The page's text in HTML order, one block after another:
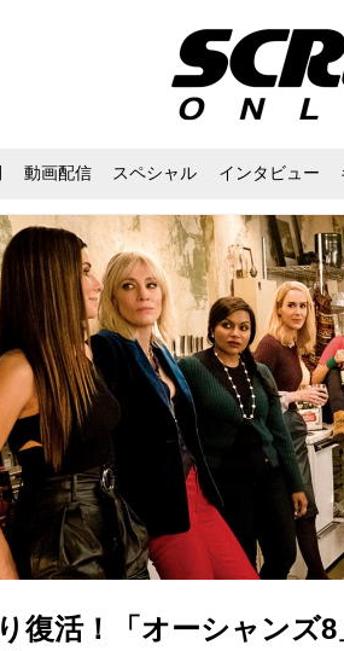
動画配信 スペシャル インタビュー
復活！「オーシャンズ